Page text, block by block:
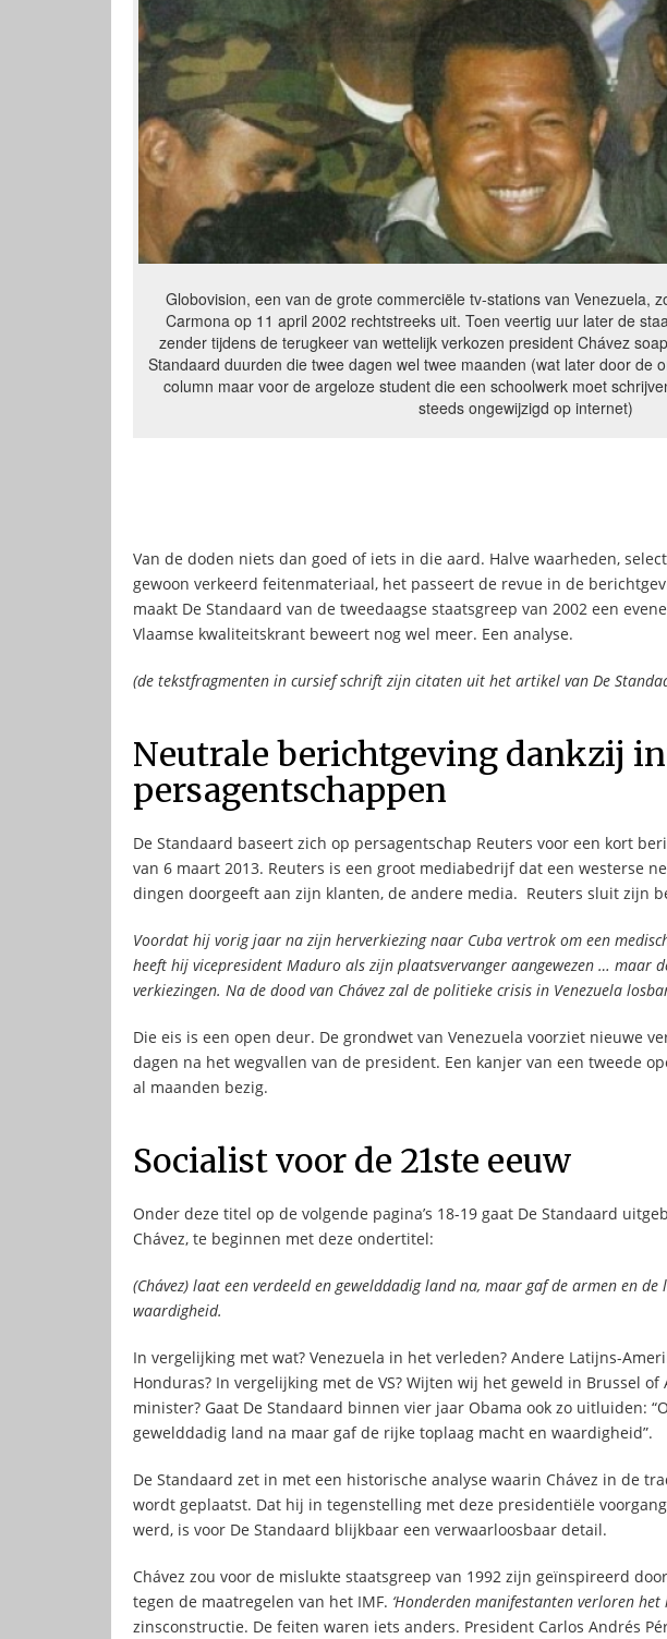
Globovision, een van de grote commerciële tv-stations van Venezuela,
Carmona op 11 april 2002 rechtstreeks uit. Toen veertig uur later de
zender tijdens de terugkeer van wettelijk verkozen president Chávez
Standaard duurden die twee dagen wel twee maanden (wat later door de
column maar voor de argeloze student die een schoolwerk moet
steeds ongewijzigd op internet)
Van de doden niets dan goed of iets in die aard. Halve waarheden,
gewoon verkeerd feitenmateriaal, het passeert de revue in de
maakt De Standaard van de tweedaagse staatsgreep van 2002 een
Vlaamse kwaliteitskrant beweert nog wel meer. Een analyse.
(de tekstfragmenten in cursief schrift zijn citaten uit het artikel van De
Neutrale berichtgeving dankzij
persagentschappen
De Standaard baseert zich op persagentschap Reuters voor een kort
van 6 maart 2013. Reuters is een groot mediabedrijf dat een westerse
dingen doorgeeft aan zijn klanten, de andere media. Reuters sluit zijn
Voordat hij vorig jaar na zijn herverkiezing naar Cuba vertrok om een
heeft hij vicepresident Maduro als zijn plaatsvervanger aangewezen … maar
verkiezingen. Na de dood van Chávez zal de politieke crisis in Venezuela
Die eis is een open deur. De grondwet van Venezuela voorziet nieuwe
dagen na het wegvallen van de president. Een kanjer van een tweede
al maanden bezig.
Socialist voor de 21ste eeuw
Onder deze titel op de volgende pagina’s 18-19 gaat De Standaard
Chávez, te beginnen met deze ondertitel:
(Chávez) laat een verdeeld en gewelddadig land na, maar gaf de armen en de
waardigheid.
In vergelijking met wat? Venezuela in het verleden? Andere Latijns-
Honduras? In vergelijking met de VS? Wijten wij het geweld in Brussel
minister? Gaat De Standaard binnen vier jaar Obama ook zo uitluiden:
gewelddadig land na maar gaf de rijke toplaag macht en waardigheid”.
De Standaard zet in met een historische analyse waarin Chávez in de
wordt geplaatst. Dat hij in tegenstelling met deze presidentiële
werd, is voor De Standaard blijkbaar een verwaarloosbaar detail.
Chávez zou voor de mislukte staatsgreep van 1992 zijn geïnspireerd door
tegen de maatregelen van het IMF. ‘Honderden manifestanten verloren het
zinsconstructie. De feiten waren iets anders. President Carlos Andrés